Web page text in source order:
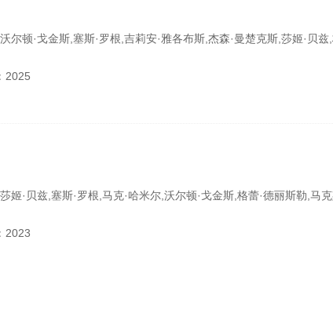
尔顿·戈金斯,塞斯·罗根,吉莉安·雅各布斯,杰森·曼楚克斯,莎姬·贝兹
2025
姬·贝兹,塞斯·罗根,马克·哈米尔,沃尔顿·戈金斯,格蕾·德丽斯勒,马克
2023